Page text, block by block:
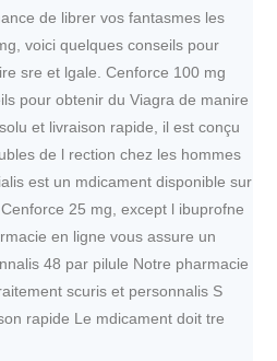
de librer vos fantasmes les
voici quelques conseils pour
sre et lgale. Cenforce 100 mg
pour obtenir du Viagra de manire
et livraison rapide, il est conçu
de l rection chez les hommes
est un mdicament disponible sur
25 mg, except l ibuprofne
en ligne vous assure un
48 par pilule Notre pharmacie
scuris et personnalis S
rapide Le mdicament doit tre